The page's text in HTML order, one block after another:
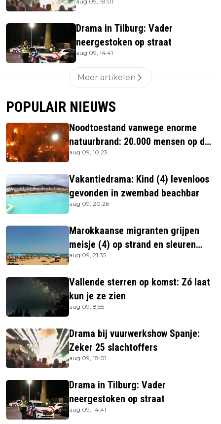
Drama in Tilburg: Vader
neergestoken op straat
aug 09, 14:41
Meer artikelen
POPULAIR NIEUWS
Noodtoestand vanwege enorme
natuurbrand: 20.000 mensen op de
vlucht
aug 09, 10:23
Vakantiedrama: Kind (4) levenloos
gevonden in zwembad beachbar
aug 09, 20:26
Marokkaanse migranten grijpen
meisje (4) op strand en sleuren
haar in zee
aug 09, 21:35
Vallende sterren op komst: Zó laat
kun je ze zien
aug 09, 8:55
Drama bij vuurwerkshow Spanje:
Zeker 25 slachtoffers
aug 09, 18:01
Drama in Tilburg: Vader
neergestoken op straat
aug 09, 14:41